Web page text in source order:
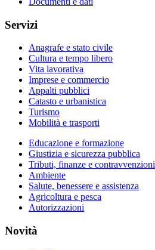
Servizi
Anagrafe e stato civile
Cultura e tempo libero
Vita lavorativa
Imprese e commercio
Appalti pubblici
Catasto e urbanistica
Turismo
Mobilità e trasporti
Educazione e formazione
Giustizia e sicurezza pubblica
Tributi, finanze e contravvenzioni
Ambiente
Salute, benessere e assistenza
Agricoltura e pesca
Autorizzazioni
Novità